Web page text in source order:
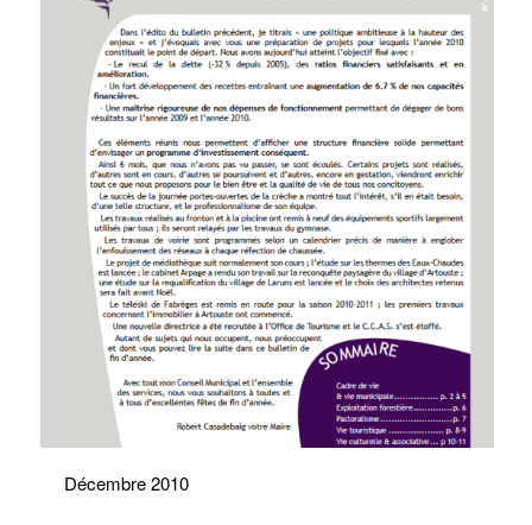
Décembre 2010